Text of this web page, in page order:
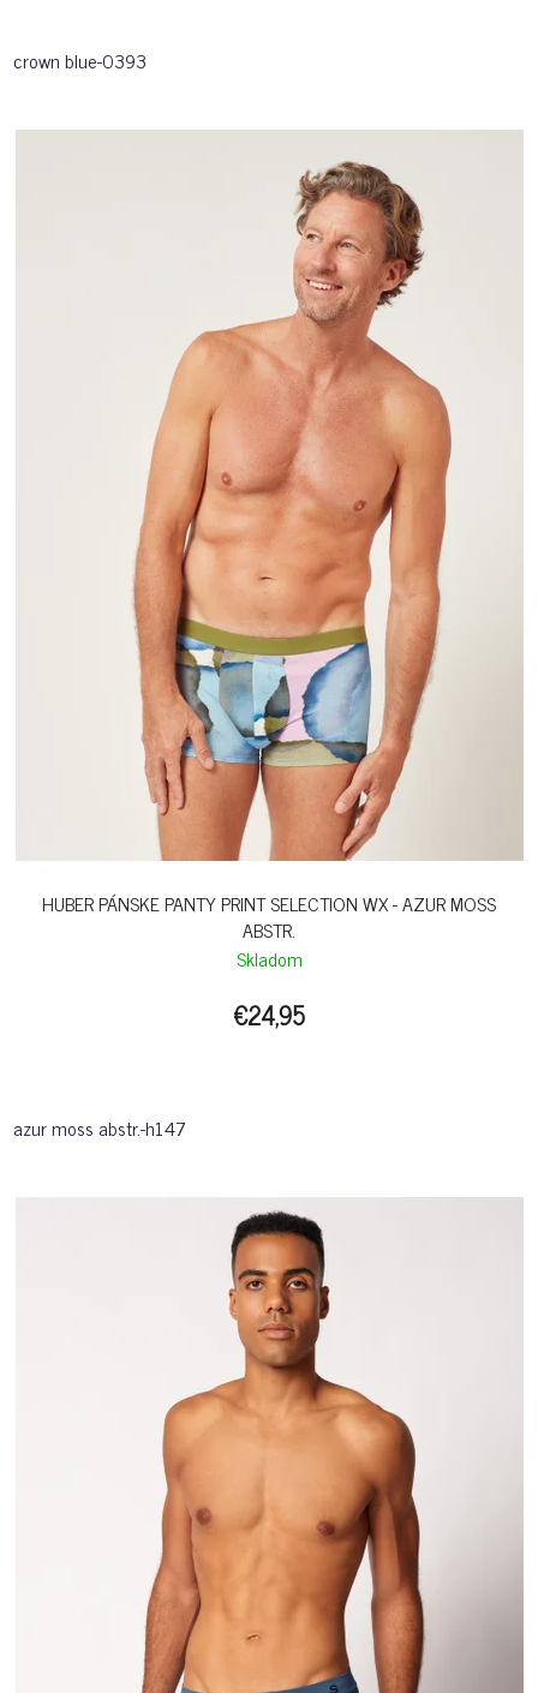
crown blue-0393
HUBER PÁNSKE PANTY PRINT SELECTION WX - AZUR MOSS
ABSTR.
Skladom
€24,95
azur moss abstr.-h147